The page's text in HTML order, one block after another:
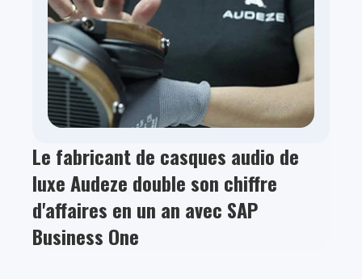
Le fabricant de casques audio de
luxe Audeze double son chiffre
d'affaires en un an avec SAP
Business One